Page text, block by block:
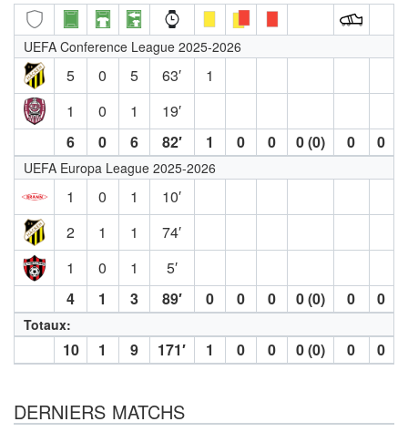
UEFA Conference League 2025-2026
5 0 5 63′
1
1
0 1
19′
6
0 6 82′ 1 0 0 0 (0) 0 0
UEFA Europa League 2025-2026
1 0 1
10′
2
1 1
74′
1
0 1
5′
4
1 3 89′ 0 0 0 0 (0) 0 0
Totaux:
10 1 9 171′ 1 0 0 0 (0) 0 0
DERNIERS MATCHS